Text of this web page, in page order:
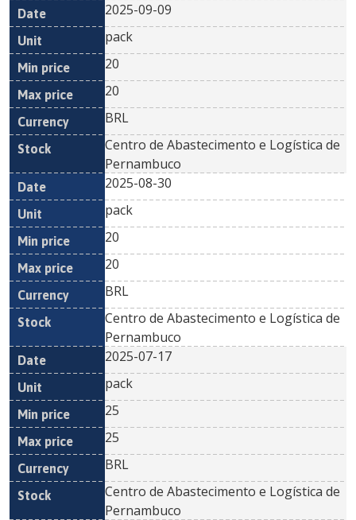
2025-09-09
pack
20
20
BRL
Centro de Abastecimento e Logística de
Pernambuco
2025-08-30
pack
20
20
BRL
Centro de Abastecimento e Logística de
Pernambuco
2025-07-17
pack
25
25
BRL
Centro de Abastecimento e Logística de
Pernambuco